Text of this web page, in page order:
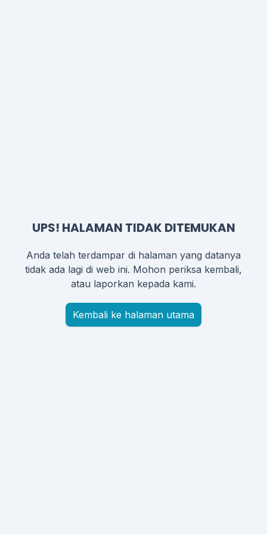
UPS! HALAMAN TIDAK DITEMUKAN
Anda telah terdampar di halaman yang datanya
tidak ada lagi di web ini. Mohon periksa kembali,
atau laporkan kepada kami.
Kembali ke halaman utama